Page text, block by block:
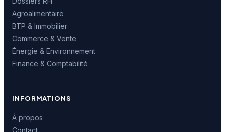
Agroalimentaire
BTP & Immobilier
Commerce & Vente
Énergie & Environnement
Finance & Comptabilité
INFORMATIONS
À propos
Contact